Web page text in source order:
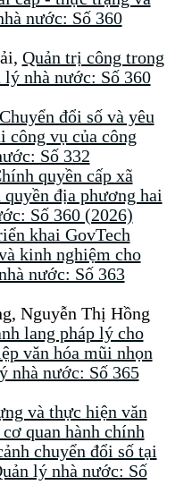
nước: Số 360
Quản trị công trong
lý nhà nước: Số 360
Chuyển đổi số và yêu
công vụ của công
Số 332
quyền cấp xã
địa phương hai
Số 360 (2026)
khai GovTech
kinh nghiệm cho
nước: Số 363
Nguyễn Thị Hồng
lang pháp lý cho
văn hóa mũi nhọn
nhà nước: Số 365
và thực hiện văn
quan hành chính
chuyển đổi số tại
lý nhà nước: Số